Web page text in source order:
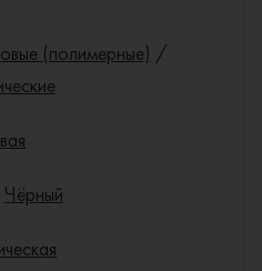
(полимерные) /
Чёрный